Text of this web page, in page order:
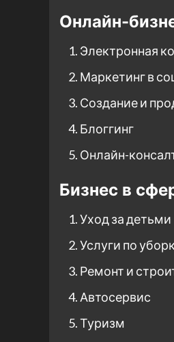
Онлайн-
Электронная
Маркетинг в
Создание и
Блоггинг
Онлайн-
Бизнес в
Уход за детьми
Услуги по
Ремонт и
Автосервис
Туризм